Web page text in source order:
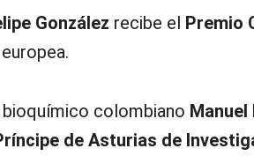
González recibe el Premio
bioquímico colombiano
de Asturias de